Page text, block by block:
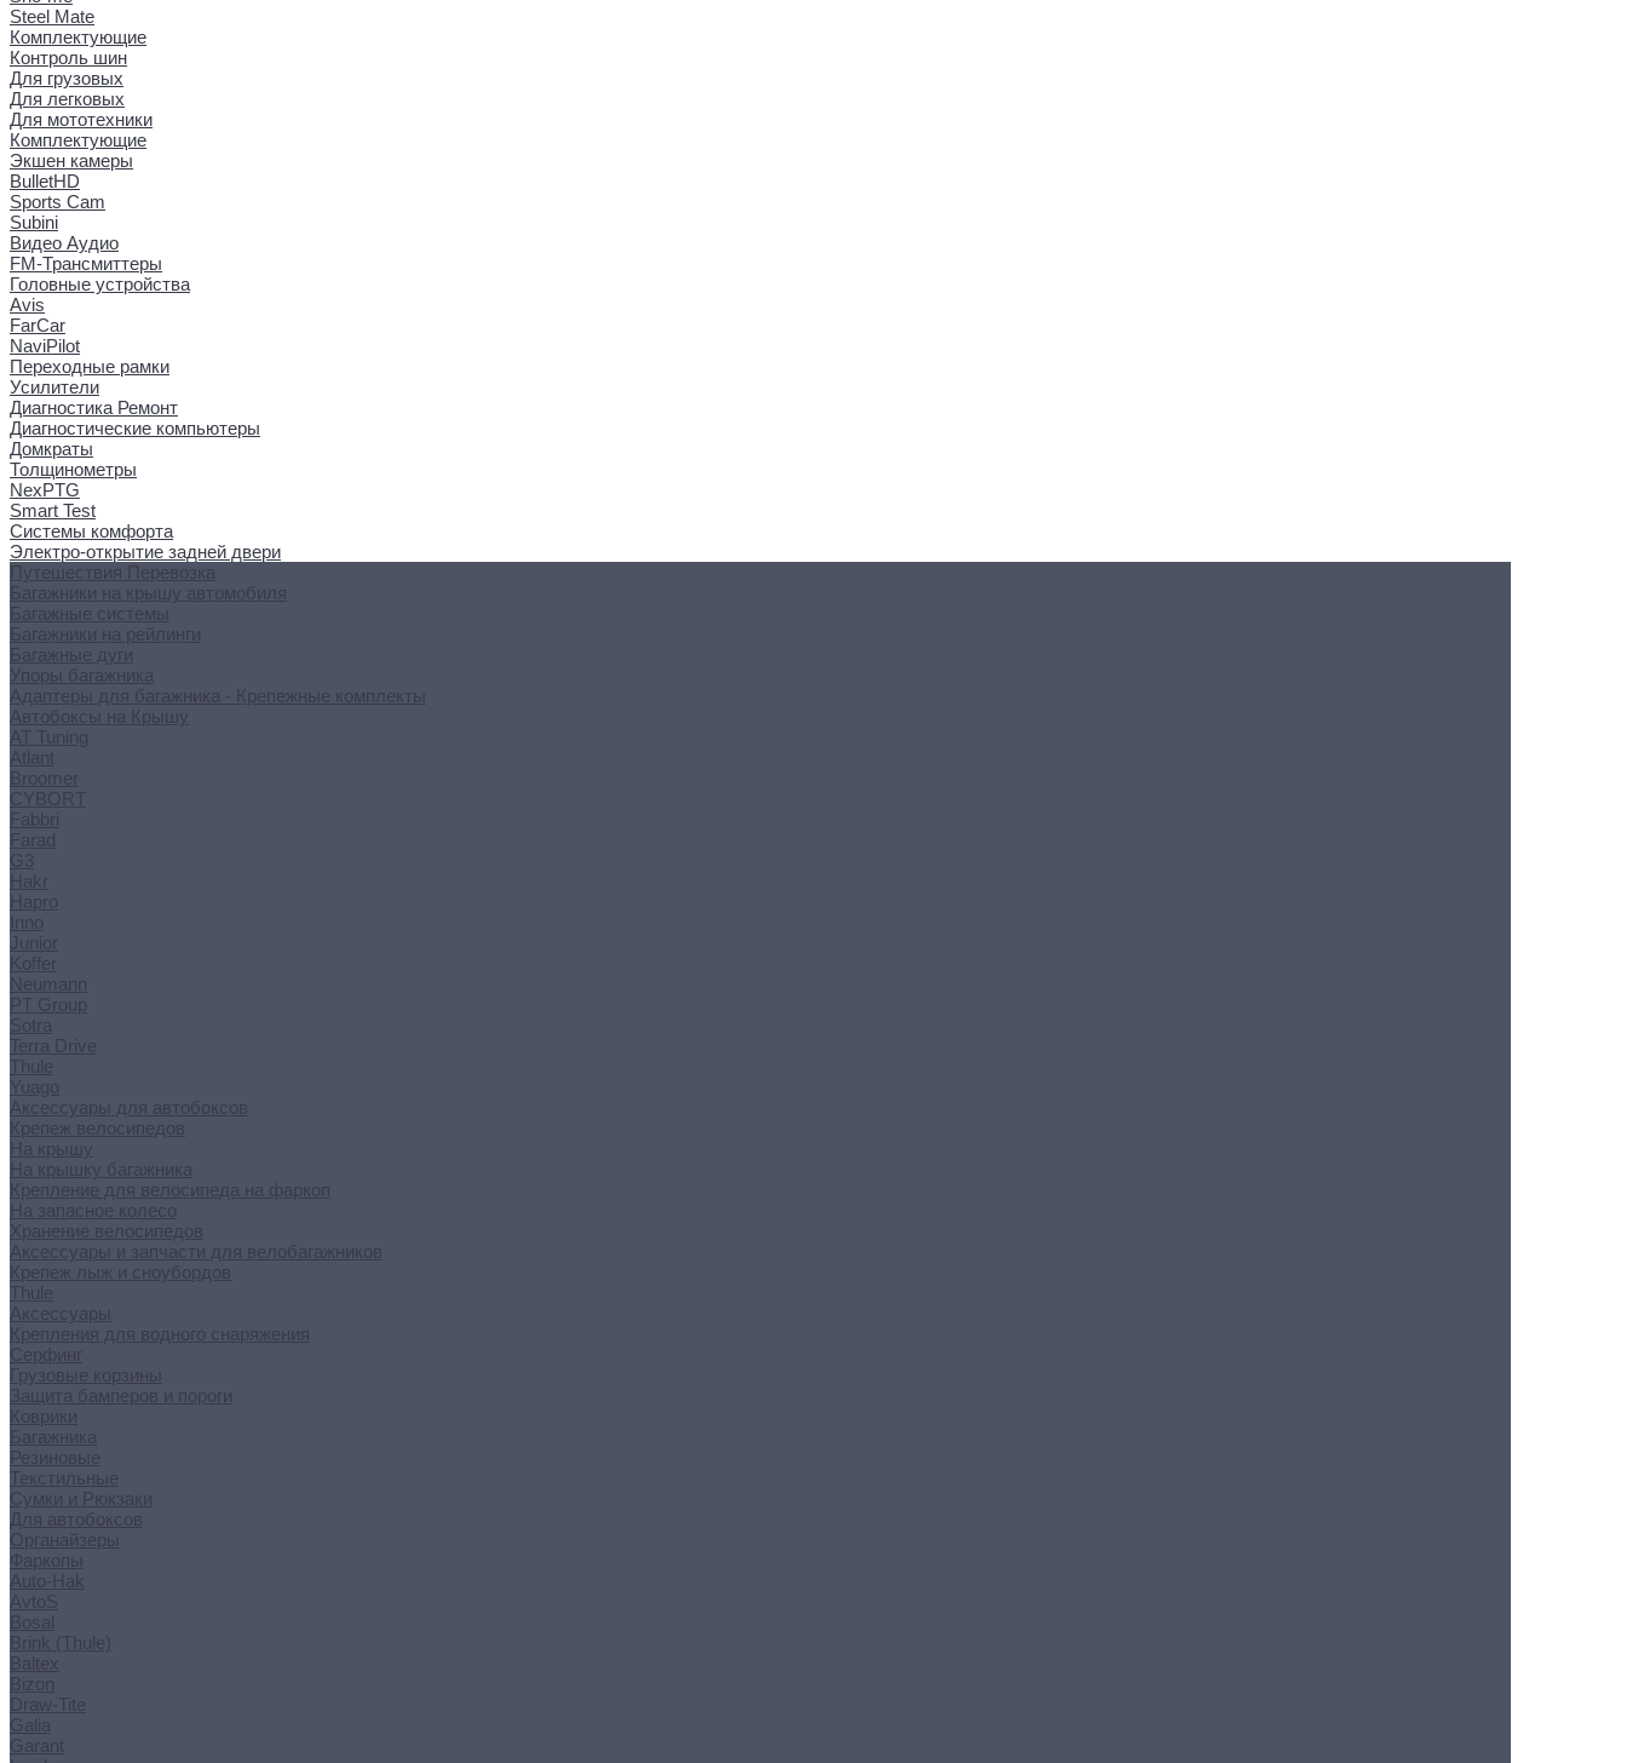
Steel Mate
Комплектующие
Контроль шин
Для грузовых
Для легковых
Для мототехники
Комплектующие
Экшен камеры
BulletHD
Sports Cam
Subini
Видео Аудио
FM-Трансмиттеры
Головные устройства
Avis
FarCar
NaviPilot
Переходные рамки
Усилители
Диагностика Ремонт
Диагностические компьютеры
Домкраты
Толщинометры
NexPTG
Smart Test
Системы комфорта
Электро-открытие задней двери
Путешествия Перевозка
Багажники на крышу автомобиля
Багажные системы
Багажники на рейлинги
Багажные дуги
Упоры багажника
Адаптеры для багажника - Крепежные комплекты
Автобоксы на Крышу
AT Tuning
Atlant
Broomer
CYBORT
Fabbri
Farad
G3
Hakr
Hapro
Inno
Junior
Koffer
Neumann
PT Group
Sotra
Terra Drive
Thule
Yuago
Аксессуары для автобоксов
Крепеж велосипедов
На крышу
На крышку багажника
Крепление для велосипеда на фаркоп
На запасное колесо
Хранение велосипедов
Аксессуары и запчасти для велобагажников
Крепеж лыж и сноубордов
Thule
Аксессуары
Крепления для водного снаряжения
Серфинг
Грузовые корзины
Защита бамперов и пороги
Коврики
Багажника
Резиновые
Текстильные
Сумки и Рюкзаки
Для автобоксов
Органайзеры
Фаркопы
Auto-Hak
AvtoS
Bosal
Brink (Thule)
Baltex
Bizon
Draw-Tite
Galia
Garant